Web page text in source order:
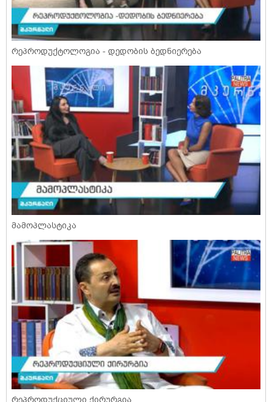
რეპროდუქტოლოგია - დედობის ბედნიერება
მამოპლასტიკა